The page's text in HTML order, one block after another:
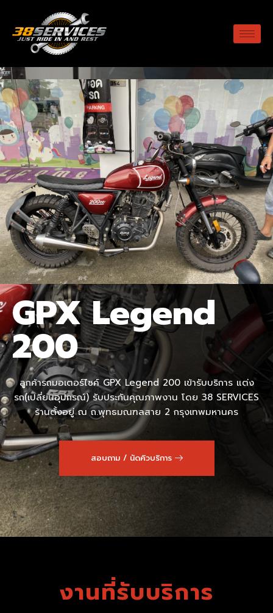
GPX Legend
200
ลูกค้ารถมอเตอร์ไซค์ GPX Legend 200 เข้ารับบริการ แต่ง
รถ(เปลี่ยนอุปกรณ์) รับประกันคุณภาพงาน โดย 38 SERVICES
ร้านตั้งอยู่ ณ ถ.พุทธมณฑลสาย 2 กรุงเทพมหานคร
สอบถาม / นัดคิวบริการ
งานที่รับบริการ